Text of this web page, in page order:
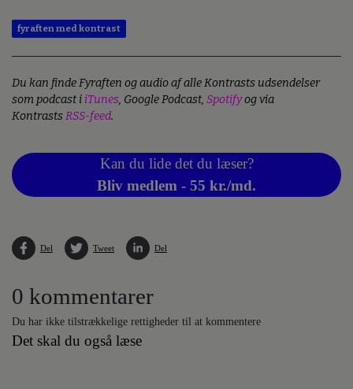
fyraften med kontrast
Du kan finde Fyraften og audio af alle Kontrasts udsendelser
som podcast i iTunes, Google Podcast, Spotifyog via
KontrastsRSS-feed.
Kan du lide det du læser?
Bliv medlem - 55 kr./md.
Del Tweet Del
0 kommentarer
Du har ikke tilstrækkelige rettigheder til at kommentere
Det skal du også læse